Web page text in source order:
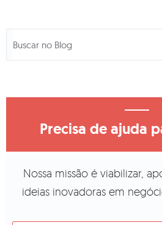
Precisa de ajuda
Nossa missão é viabilizar,
ideias inovadoras em